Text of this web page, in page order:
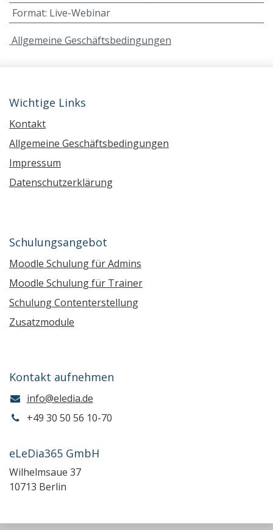
Format: Live-Webinar
Allgemeine Geschäftsbedingungen
Wichtige Links
Kontakt
Allgemeine Geschäftsbedingungen
Impressum
Datenschutzerklärung
Schulungsangebot
Moodle Schulung für Admins
Moodle Schulung für Trainer
Schulung Contenterstellung
Zusatzmodule
Kontakt aufnehmen
info@eledia.de
+49 30 50 56 10-70
eLeDia365 GmbH
Wilhelmsaue 37
10713 Berlin